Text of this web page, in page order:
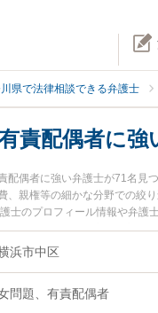
県で法律相談できる弁護士
責配偶者に強
配偶者に強い弁護士が71名見
、親権等の細かな分野での絞
士のプロフィール情報や弁護
のトラブル解決の実績豊富な
すすめです。
浜市中区
問題、有責配偶者